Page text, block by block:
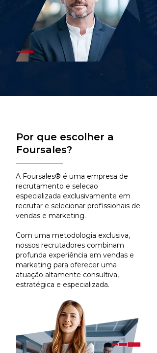
Por que escolher a
Foursales?
A Foursales® é uma empresa de
recrutamento e selecao
especializada exclusivamente em
recrutar e selecionar profissionais de
vendas e marketing.
Com uma metodologia exclusiva,
nossos recrutadores combinam
profunda experiência em vendas e
marketing para oferecer uma
atuação altamente consultiva,
estratégica e especializada.